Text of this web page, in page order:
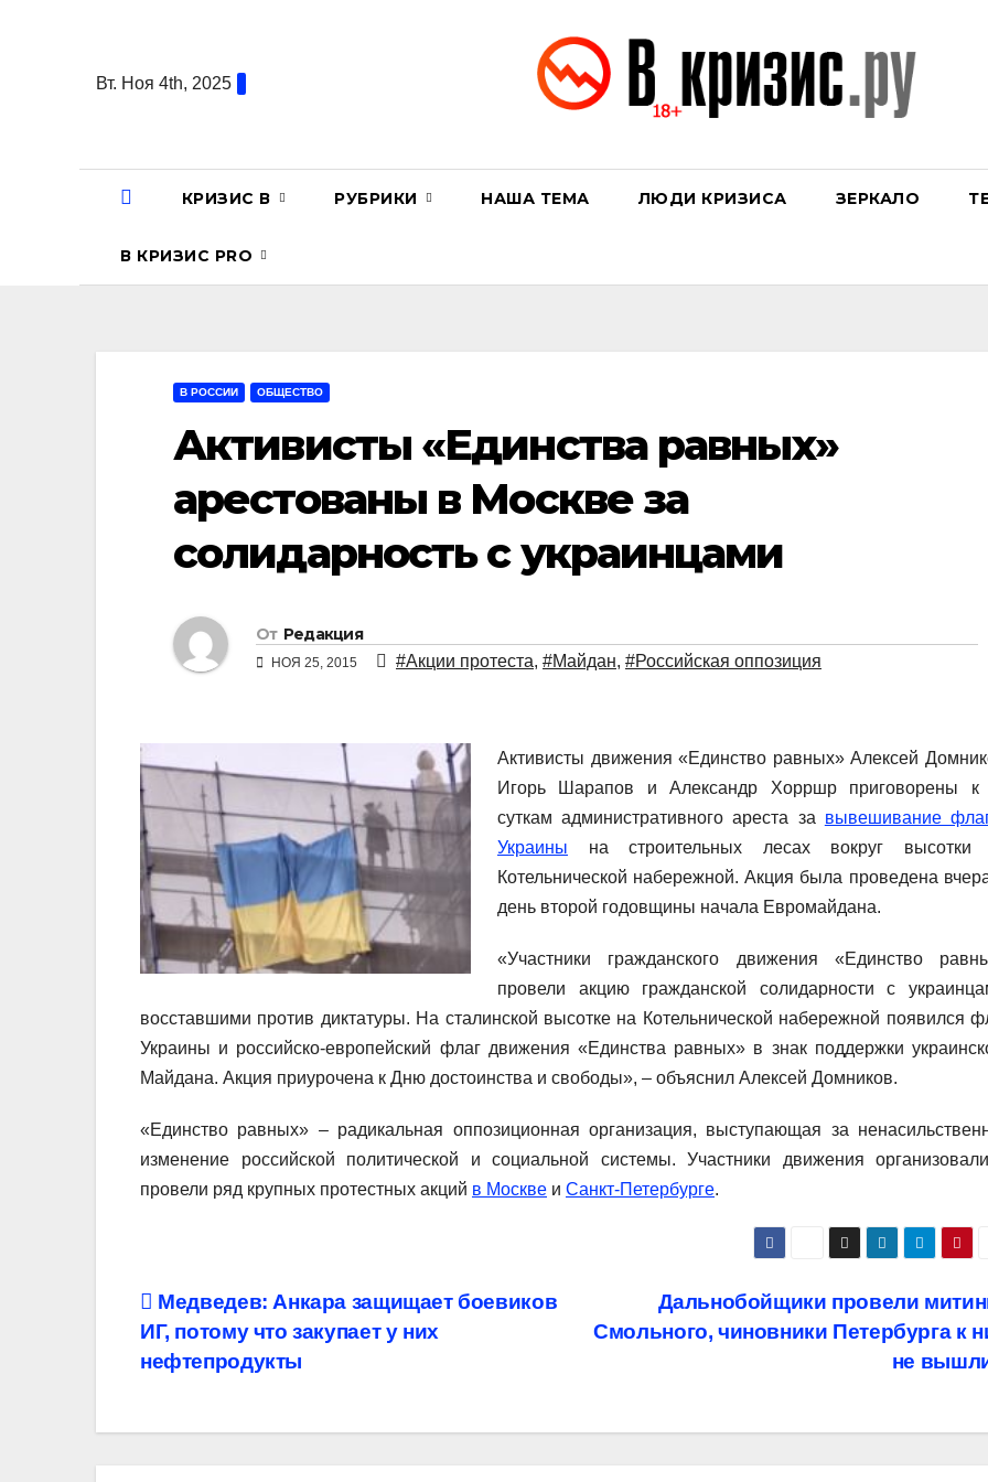
содержаниюВт. Ноя 4th, 2025
КРИЗИС В РУБРИКИ НАША ТЕМА ЛЮДИ КРИЗИСА ЗЕРКАЛО
В КРИЗИС PRO
В РОССИИ ОБЩЕСТВО
Активисты «Единства равных»
арестованы в Москве за
солидарность с украинцами
От Редакция
НОЯ 25, 2015 #Акции протеста, #Майдан, #Российская оппозиция
Активисты движения «Единство равных» Алексей
Игорь Шарапов и Александр Хорршр приговорены к
суткам административного ареста за вывешивание
Украины на строительных лесах вокруг высотки
Котельнической набережной. Акция была проведена
день второй годовщины начала Евромайдана.
«Участники гражданского движения «Единство
провели акцию гражданской солидарности с
восставшими против диктатуры. На сталинской высотке на Котельнической набережной появился
Украины и российско-европейский флаг движения «Единства равных» в знак поддержки
Майдана. Акция приурочена к Дню достоинства и свободы», – объяснил Алексей Домников.
«Единство равных» – радикальная оппозиционная организация, выступающая за
изменение российской политической и социальной системы. Участники движения
провели ряд крупных протестных акций в Москве и Санкт-Петербурге.
Навигация
по
Дальнобойщики провели
Смольного, чиновники Петербурга к
не
Медведев: Анкара защищает боевиков
ИГ, потому что закупает у них
нефтепродукты